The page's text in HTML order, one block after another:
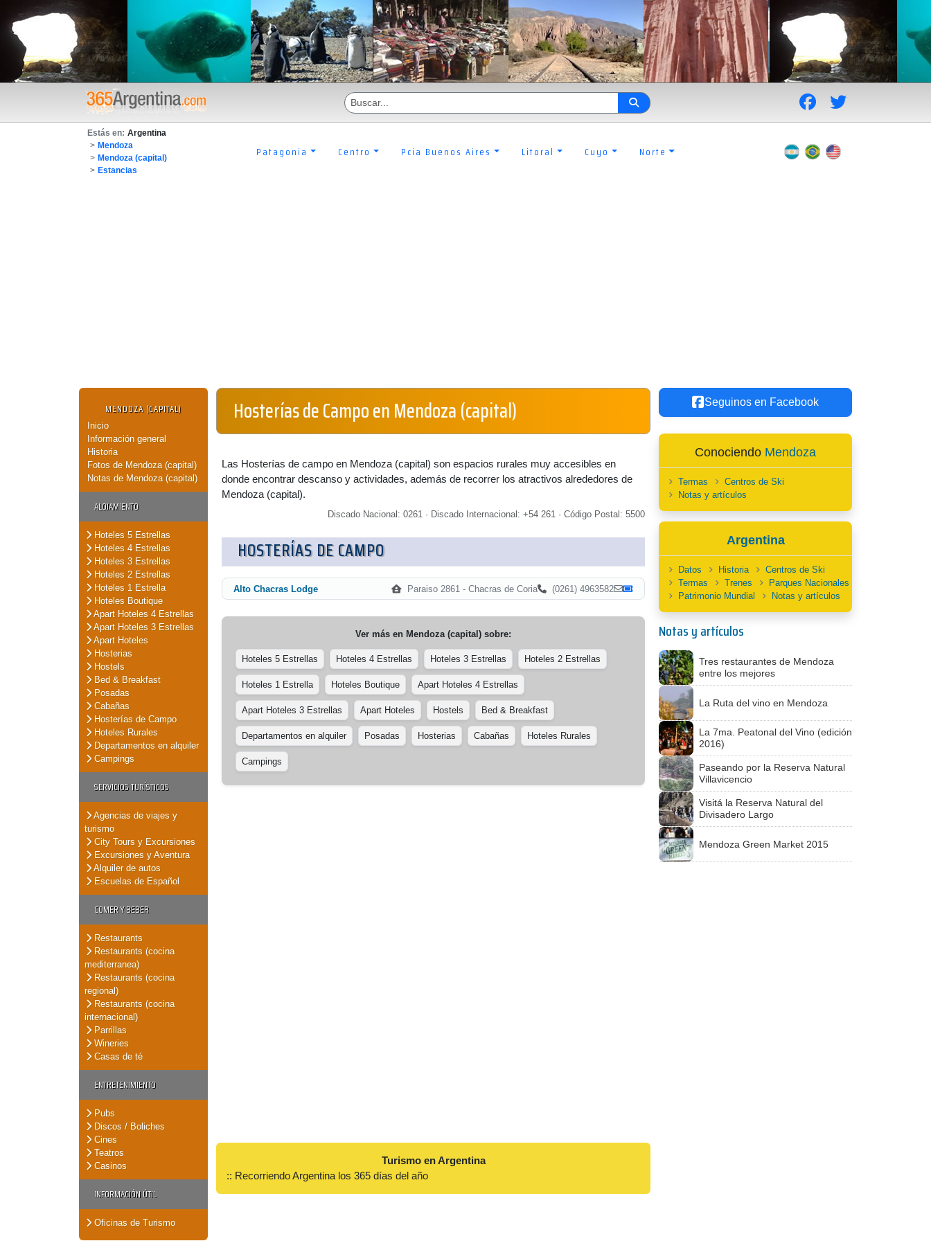
Estás en: Argentina
> Mendoza
> Mendoza (capital)
> Estancias
Patagonia Centro Pcia Buenos Aires Litoral Cuyo Norte
MENDOZA (CAPITAL)
Inicio
Información general
Historia
Fotos de Mendoza (capital)
Notas de Mendoza (capital)
ALOJAMIENTO
Hoteles 5 Estrellas
Hoteles 4 Estrellas
Hoteles 3 Estrellas
Hoteles 2 Estrellas
Hoteles 1 Estrella
Hoteles Boutique
Apart Hoteles 4 Estrellas
Apart Hoteles 3 Estrellas
Apart Hoteles
Hosterias
Hostels
Bed & Breakfast
Posadas
Cabañas
Hosterías de Campo
Hoteles Rurales
Departamentos en alquiler
Campings
SERVICIOS TURÍSTICOS
Agencias de viajes y
turismo
City Tours y Excursiones
Excursiones y Aventura
Alquiler de autos
Escuelas de Español
COMER Y BEBER
Restaurants
Restaurants (cocina
mediterranea)
Restaurants (cocina
regional)
Restaurants (cocina
internacional)
Parrillas
Wineries
Casas de té
ENTRETENIMIENTO
Pubs
Discos / Boliches
Cines
Teatros
Casinos
INFORMACIÓN ÚTIL
Oficinas de Turismo
Hosterías de Campo en Mendoza (capital)
Las Hosterías de campo en Mendoza (capital) son espacios rurales muy accesibles en
donde encontrar descanso y actividades, además de recorrer los atractivos alrededores de
Mendoza (capital).
Discado Nacional: 0261 · Discado Internacional: +54 261 · Código Postal: 5500
HOSTERÍAS DE CAMPO
Alto Chacras Lodge Paraiso 2861 - Chacras de Coria (0261) 4963582
Ver más en Mendoza (capital) sobre:
Hoteles 5 Estrellas Hoteles 4 Estrellas Hoteles 3 Estrellas Hoteles 2 Estrellas
Hoteles 1 Estrella Hoteles Boutique Apart Hoteles 4 Estrellas
Apart Hoteles 3 Estrellas Apart Hoteles Hostels Bed & Breakfast
Departamentos en alquiler Posadas Hosterias Cabañas Hoteles Rurales
Campings
Turismo en Argentina
:: Recorriendo Argentina los 365 días del año
Seguinos en Facebook
Conociendo Mendoza
Termas
Centros de Ski
Notas y artículos
Argentina
Datos Historia
Centros de Ski
Termas
Trenes
Parques Nacionales
Patrimonio Mundial
Notas y artículos
Notas y artículos
Tres restaurantes de Mendoza
entre los mejores
La Ruta del vino en Mendoza
La 7ma. Peatonal del Vino (edición
2016)
Paseando por la Reserva Natural
Villavicencio
Visitá la Reserva Natural del
Divisadero Largo
Mendoza Green Market 2015